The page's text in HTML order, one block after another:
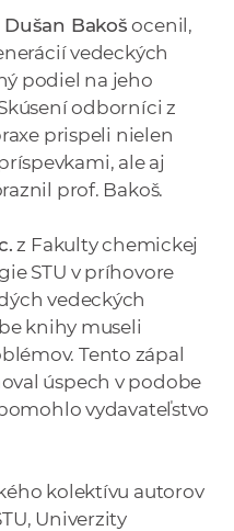
Dušan Bakoš ocenil,
vedeckých
podiel na jeho
odborníci z
prispeli nielen
ale aj
prof. Bakoš.
z Fakulty chemickej
STU v príhovore
vedeckých
knihy museli
Tento zápal
úspech v podobe
vydavateľstvo
kolektívu autorov
Univerzity